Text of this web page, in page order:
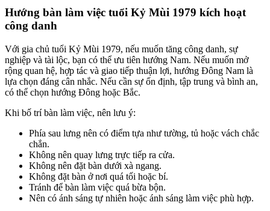
Hướng bàn làm việc tuổi Kỷ Mùi 1979 kích hoạt
công danh
Với gia chủ tuổi Kỷ Mùi 1979, nếu muốn tăng công danh, sự
nghiệp và tài lộc, bạn có thể ưu tiên hướng Nam. Nếu muốn mở
rộng quan hệ, hợp tác và giao tiếp thuận lợi, hướng Đông Nam là
lựa chọn đáng cân nhắc. Nếu cần sự ổn định, tập trung và bình an,
có thể chọn hướng Đông hoặc Bắc.
Khi bố trí bàn làm việc, nên lưu ý:
Phía sau lưng nên có điểm tựa như tường, tủ hoặc vách chắc
chắn.
Không nên quay lưng trực tiếp ra cửa.
Không nên đặt bàn dưới xà ngang.
Không đặt bàn ở nơi quá tối hoặc bí.
Tránh để bàn làm việc quá bừa bộn.
Nên có ánh sáng tự nhiên hoặc ánh sáng làm việc phù hợp.